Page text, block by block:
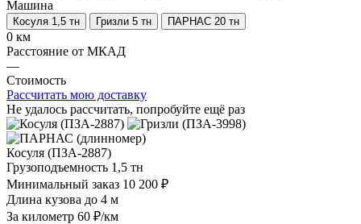
Машина
Косуля 1,5 тн Гризли 5 тн ПАРНАС 20 тн
0 км
Расстояние от МКАД
—
Стоимость
Рассчитать мою доставку
Не удалось рассчитать, попробуйте ещё раз
Косуля (ПЗА-2887)
Грузоподъемность 1,5 тн
Минимальный заказ 10 200 ₽
Длина кузова до 4 м
За километр 60 ₽/км